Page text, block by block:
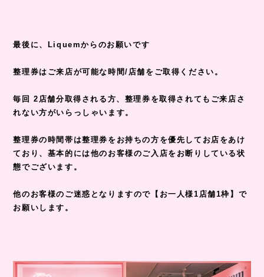
最後に、Liquemからのお願いです
整理券はご来店が可能な時間/店舗をご取得ください。
毎回 2店舗分取得される方、整理券を取得されてもご来店さ
れない方がいらっしゃいます。
整理券の時間帯は整理券をお持ちの方を優先してお店をあけ
ており、基本的には他のお客様のご入店をお断りしている状
態でございます。
他のお客様のご迷惑となりますので【お一人様1店舗1枠】で
お願いします。